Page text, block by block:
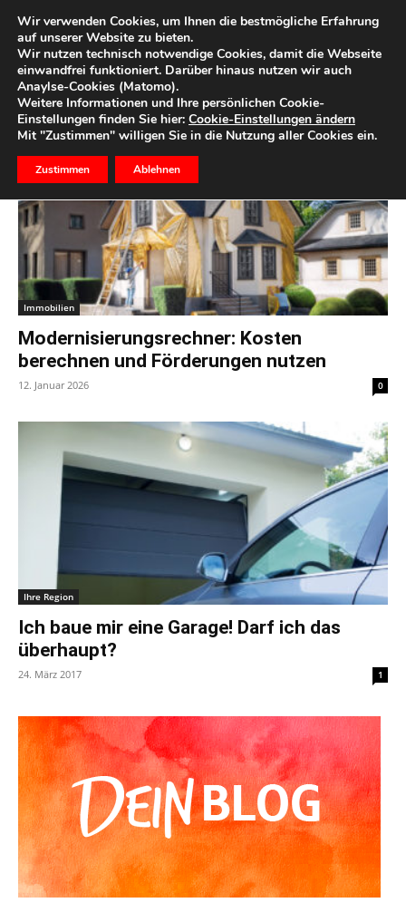
Start Schlagworte Modernisierung
Schlagwort: Modernisierung
Immobilien
Modernisierungsrechner: Kosten
berechnen und Förderungen nutzen
12. Januar 2026 0
Ihre Region
Ich baue mir eine Garage! Darf ich das
überhaupt?
24. März 2017 1
Wir verwenden Cookies, um Ihnen die bestmögliche Erfahrung
auf unserer Website zu bieten.
Wir nutzen technisch notwendige Cookies, damit die Webseite
einwandfrei funktioniert. Darüber hinaus nutzen wir auch
Anaylse-Cookies (Matomo).
Weitere Informationen und Ihre persönlichen Cookie-
Einstellungen finden Sie hier: Cookie-Einstellungen ändern
Mit "Zustimmen" willigen Sie in die Nutzung aller Cookies ein.
Zustimmen Ablehnen